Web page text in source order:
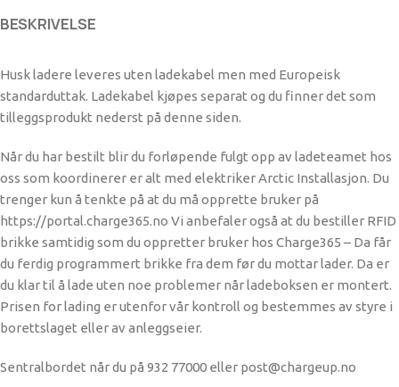
BESKRIVELSE
Husk ladere leveres uten ladekabel men med Europeisk
standarduttak. Ladekabel kjøpes separat og du finner det som
tilleggsprodukt nederst på denne siden.
Når du har bestilt blir du forløpende fulgt opp av ladeteamet hos
oss som koordinerer er alt med elektriker Arctic Installasjon. Du
trenger kun å tenkte på at du må opprette bruker på
https://portal.charge365.no Vi anbefaler også at du bestiller RFID
brikke samtidig som du oppretter bruker hos Charge365 – Da får
du ferdig programmert brikke fra dem før du mottar lader. Da er
du klar til å lade uten noe problemer når ladeboksen er montert.
Prisen for lading er utenfor vår kontroll og bestemmes av styre i
borettslaget eller av anleggseier.
Sentralbordet når du på 932 77000 eller post@chargeup.no